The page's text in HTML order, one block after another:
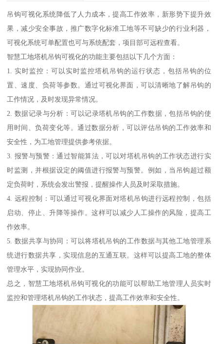
吊钩可视化系统降低了人力成本，提高工作效率，新形势下提升效
果，减少安全事故，推广数字化标准工地等不可缺少的行业利器，
可视化系统可单配置也可与系统配套，项目部可远程查看。
智慧工地塔机吊钩可视化的功能主要包括以下几个方面：
1. 实时监控：可以实时监控塔机吊钩的运行状态，包括吊钩的位
置、速度、负荷等参数。通过可视化界面，可以清晰地了解吊钩的
工作情况，及时发现异常情况。
2. 数据记录与分析：可以记录塔机吊钩的工作数据，包括吊钩的使
用时间、负荷变化等。通过数据分析，可以评估吊钩的工作效率和
安全性，为工地管理提供参考依据。
3. 报警与预警：通过智能算法，可以对塔机吊钩的工作状态进行实
时监测，并根据设定的阈值进行报警与预警。例如，当吊钩超过额
定负荷时，系统会发出警报，提醒操作人员及时采取措施。
4. 远程控制：可以通过可视化界面对塔机吊钩进行远程控制，包括
启动、停止、升降等操作。这样可以减少人工操作的风险，提高工
作效率。
5. 数据共享与协同：可以将塔机吊钩的工作数据与其他工地管理系
统进行数据共享，实现信息的互通互联。这样可以提高工地的整体
管理水平，实现协同作业。
总之，智慧工地塔机吊钩可视化的功能可以帮助工地管理人员实时
监控和管理塔机吊钩的工作状态，提高工作效率和安全性。